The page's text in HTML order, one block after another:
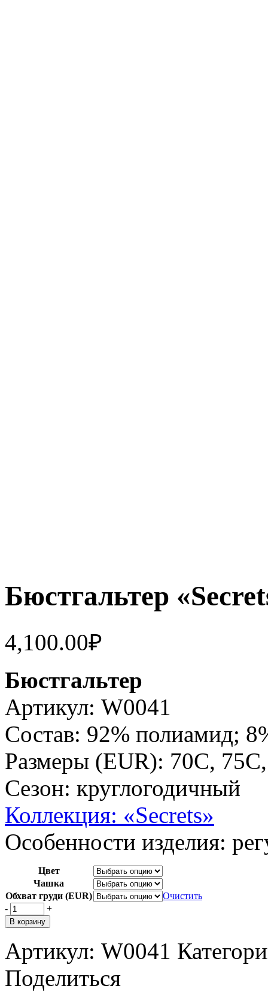
Бюстгальтер
4,100.00₽
Бюстгальтер
Артикул: W0041
Состав: 92% полиамид;
Размеры (EUR): 70C,
Сезон: круглогодичный
Коллекция: «Secrets»
Особенности изделия:
Цвет
Чашка
Обхват груди (EUR)
Очистить
-
+
В корзину
Артикул: W0041
Поделиться